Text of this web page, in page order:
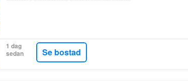
1 dag
sedan
Se bostad